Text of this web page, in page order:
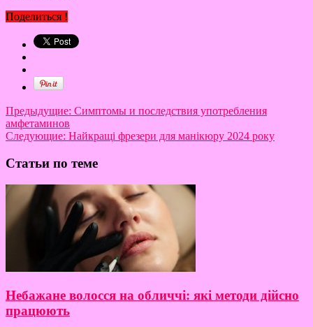
Поделиться !
Предыдущие: Симптомы и последствия употребления
амфетаминов
Следующие: Найкращі фрезери для манікюру 2024 року
Статьи по теме
Небажане волосся на обличчі: які методи дійсно
працюють